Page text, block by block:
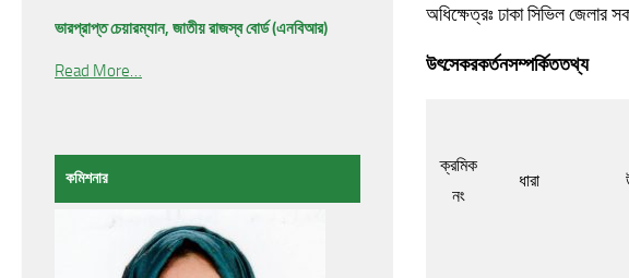
অধিক্ষেত্রঃ ঢাকা সিভিল জেলার
উৎসেকরকর্তনসম্পর্কিততথ্য
ক্রমিক
নং
ধারা
ভারপ্রাপ্ত চেয়ারম্যান, জাতীয় রাজস্ব বোর্ড (এনবিআর)
Read More…
কমিশনার